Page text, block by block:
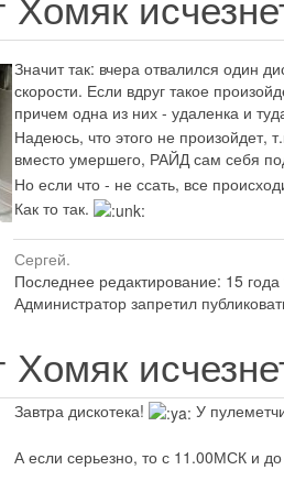
Значит так: вчера отвалился один
скорости. Если вдруг такое
причем одна из них - удаленка и
Надеюсь, что этого не произойдет,
вместо умершего, РАЙД сам себя
Но если что - не ссать, все
Как то так.
Сергей.
Последнее редактирование: 15
Администратор запретил
Хомяк
Завтра дискотека! У
А если серьезно, то с 11.00МСК и